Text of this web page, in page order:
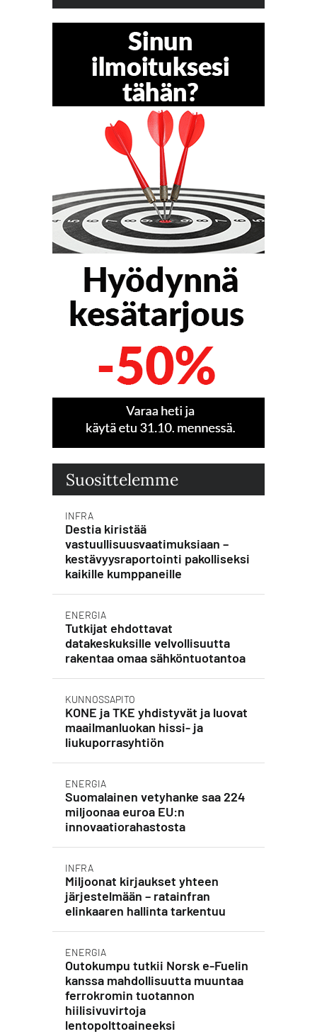
Suosittelemme
INFRA
Destia kiristää
vastuullisuusvaatimuksiaan –
kestävyysraportointi pakolliseksi
kaikille kumppaneille
ENERGIA
Tutkijat ehdottavat
datakeskuksille velvollisuutta
rakentaa omaa sähköntuotantoa
KUNNOSSAPITO
KONE ja TKE yhdistyvät ja luovat
maailmanluokan hissi- ja
liukuporrasyhtiön
ENERGIA
Suomalainen vetyhanke saa 224
miljoonaa euroa EU:n
innovaatiorahastosta
INFRA
Miljoonat kirjaukset yhteen
järjestelmään – ratainfran
elinkaaren hallinta tarkentuu
ENERGIA
Outokumpu tutkii Norsk e-Fuelin
kanssa mahdollisuutta muuntaa
ferrokromin tuotannon
hiilisivuvirtoja
lentopolttoaineeksi